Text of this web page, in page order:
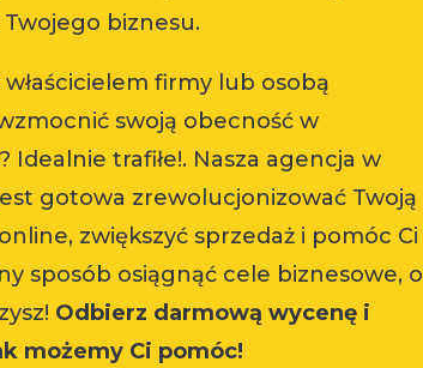
biznesu.
właścicielem firmy lub osobą
swoją obecność w
Idealnie trafiłe!. Nasza agencja w
gotowa zrewolucjonizować Twoją
zwiększyć sprzedaż i pomóc Ci
sposób osiągnąć cele biznesowe, o
Odbierz darmową wycenę i
możemy Ci pomóc!